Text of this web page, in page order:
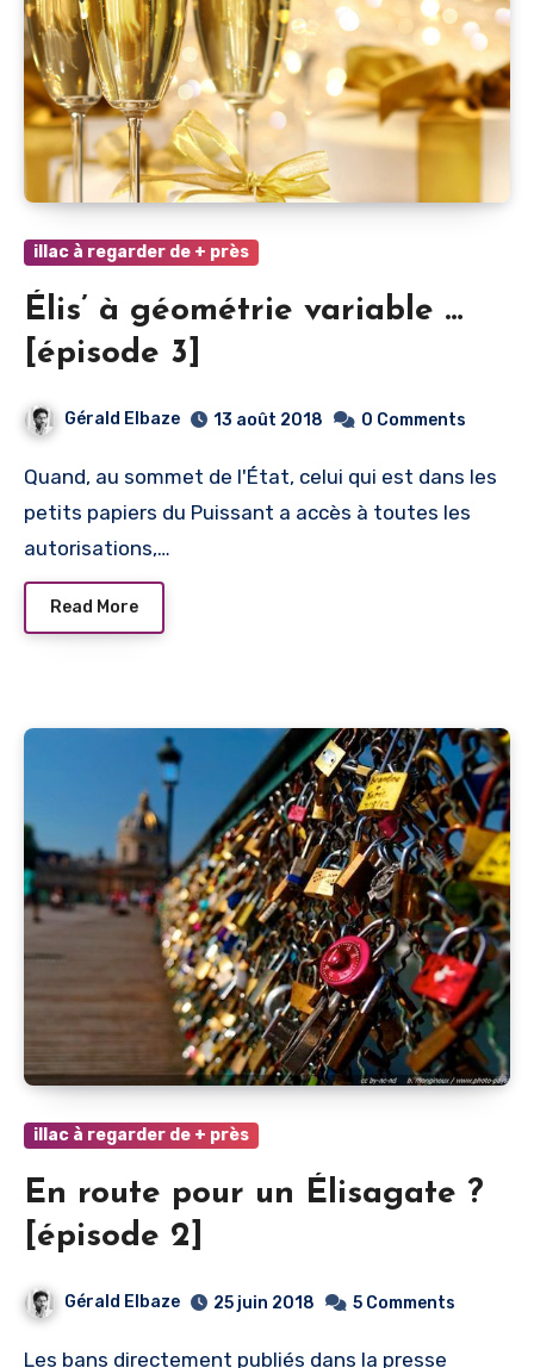
illac à regarder de + près
Élis’ à géométrie variable …
[épisode 3]
Gérald Elbaze 13 août 2018 0 Comments
Quand, au sommet de l'État, celui qui est dans les
petits papiers du Puissant a accès à toutes les
autorisations,…
Read More
illac à regarder de + près
En route pour un Élisagate ?
[épisode 2]
Gérald Elbaze 25 juin 2018 5 Comments
Les bans directement publiés dans la presse